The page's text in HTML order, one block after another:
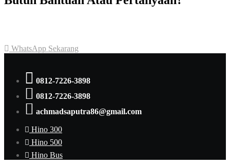
WhatsApp Sekarang
0812-7226-3898
0812-7226-3898
achmadsaputra86@gmail.com
Hino 300
Hino 500
Hino Bus